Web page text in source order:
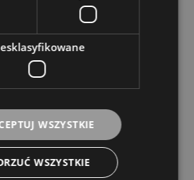
Cleaner Środek do
perkusyjnych
WSZYSTKIE
WSZYSTKIE